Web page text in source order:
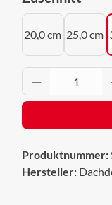
20,0 cm 25,0 cm
Produkt
Produktnummer:
Hersteller: